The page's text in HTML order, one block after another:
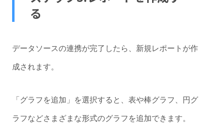
る
データソースの連携が完了したら、新規レポートが作
成されます。
「グラフを追加」を選択すると、表や棒グラフ、円グ
ラフなどさまざまな形式のグラフを追加できます。